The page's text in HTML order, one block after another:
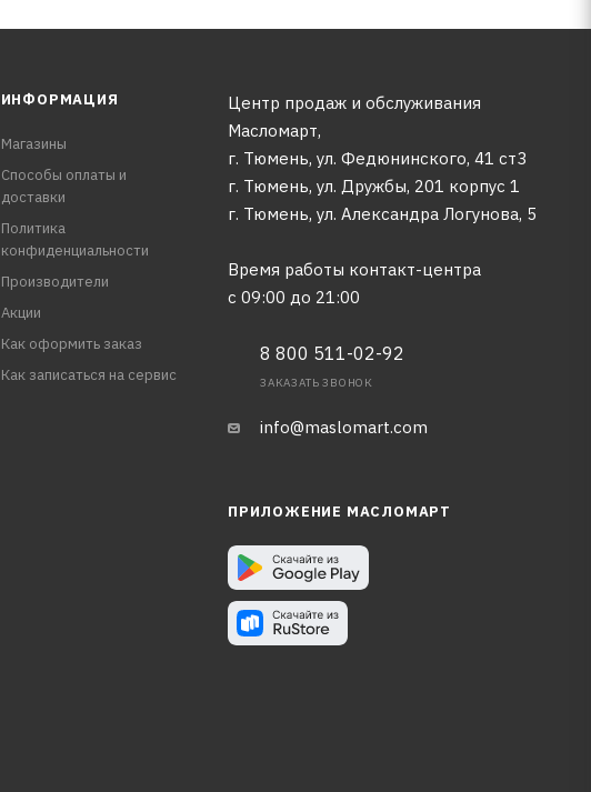
ИНФОРМАЦИЯ
Магазины
Способы оплаты и
доставки
Политика
конфиденциальности
Производители
Акции
Как оформить заказ
Как записаться на сервис
Центр продаж и обслуживания
Масломарт,
г. Тюмень, ул. Федюнинского, 41 ст3
г. Тюмень, ул. Дружбы, 201 корпус 1
г. Тюмень, ул. Александра Логунова, 5
Время работы контакт-центра
с 09:00 до 21:00
8 800 511-02-92
ЗАКАЗАТЬ ЗВОНОК
info@maslomart.com
ПРИЛОЖЕНИЕ МАСЛОМАРТ